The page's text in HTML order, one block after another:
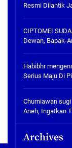
Resmi Dilantik
CIPTOMEI
Dewan, Bapak-
Habibhr
Serius Maju Di
Churniawan sugi
Aneh, Ingatkan
Archives